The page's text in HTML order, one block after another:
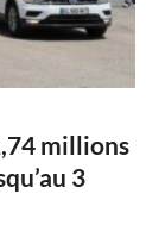
millions
3